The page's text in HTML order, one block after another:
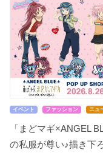
イベント ファッション ニュ
「まどマギ×ANGEL
の私服が尊い♪描き下